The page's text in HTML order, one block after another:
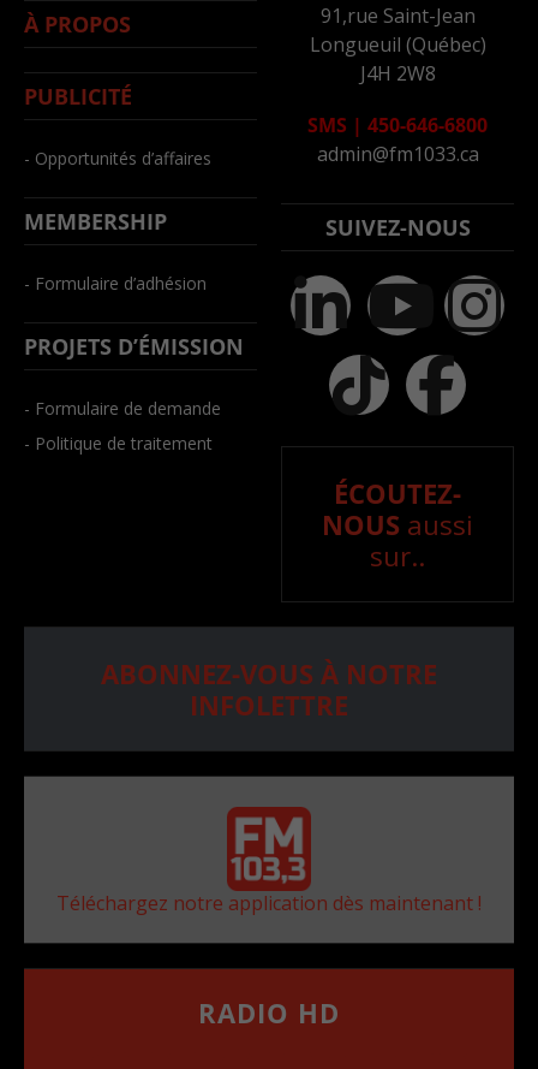
À PROPOS
PUBLICITÉ
- Opportunités d’affaires
MEMBERSHIP
- Formulaire d’adhésion
PROJETS D’ÉMISSION
- Formulaire de demande
- Politique de traitement
91,rue Saint-Jean
Longueuil (Québec)
J4H 2W8
SMS | 450-646-6800
admin@fm1033.ca
SUIVEZ-NOUS
ÉCOUTEZ-
NOUS aussi
sur..
ABONNEZ-VOUS À NOTRE
INFOLETTRE
Téléchargez notre application dès maintenant !
RADIO HD